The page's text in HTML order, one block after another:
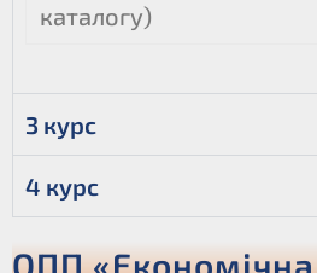
каталогу)
3 курс
4 курс